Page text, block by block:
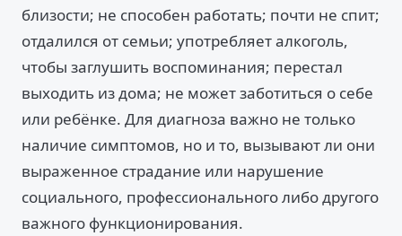
близости; не способен работать; почти не спит;
отдалился от семьи; употребляет алкоголь,
чтобы заглушить воспоминания; перестал
выходить из дома; не может заботиться о себе
или ребёнке. Для диагноза важно не только
наличие симптомов, но и то, вызывают ли они
выраженное страдание или нарушение
социального, профессионального либо другого
важного функционирования.